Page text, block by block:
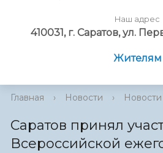
Наш адрес
410031, г. Саратов, ул.
Жителям
Главная › Новости ›
Саратов принял
Всероссийской